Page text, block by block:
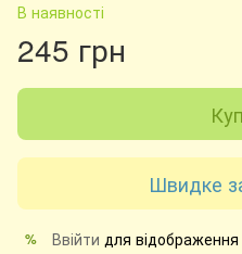
В наявності
245 грн
Швидке
% Ввійти для